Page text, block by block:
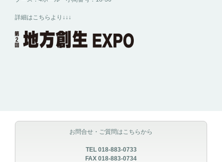
詳細はこちらより↓↓↓
お問合せ・ご質問はこちらから
TEL 018-883-0733
FAX 018-883-0734